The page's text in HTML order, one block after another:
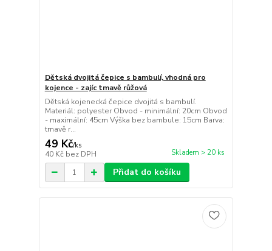
Dětská dvojitá čepice s bambulí, vhodná pro
kojence - zajíc tmavě růžová
Dětská kojenecká čepice dvojitá s bambulí.
Materiál: polyester Obvod - minimální: 20cm Obvod
- maximální: 45cm Výška bez bambule: 15cm Barva:
tmavě r...
49 Kč/ks
40 Kč bez DPH Skladem > 20 ks
Přidat do košíku